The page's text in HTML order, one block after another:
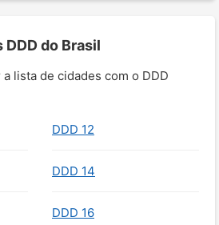
do Brasil
lista de cidades com o DDD
DDD 12
DDD 14
DDD 16